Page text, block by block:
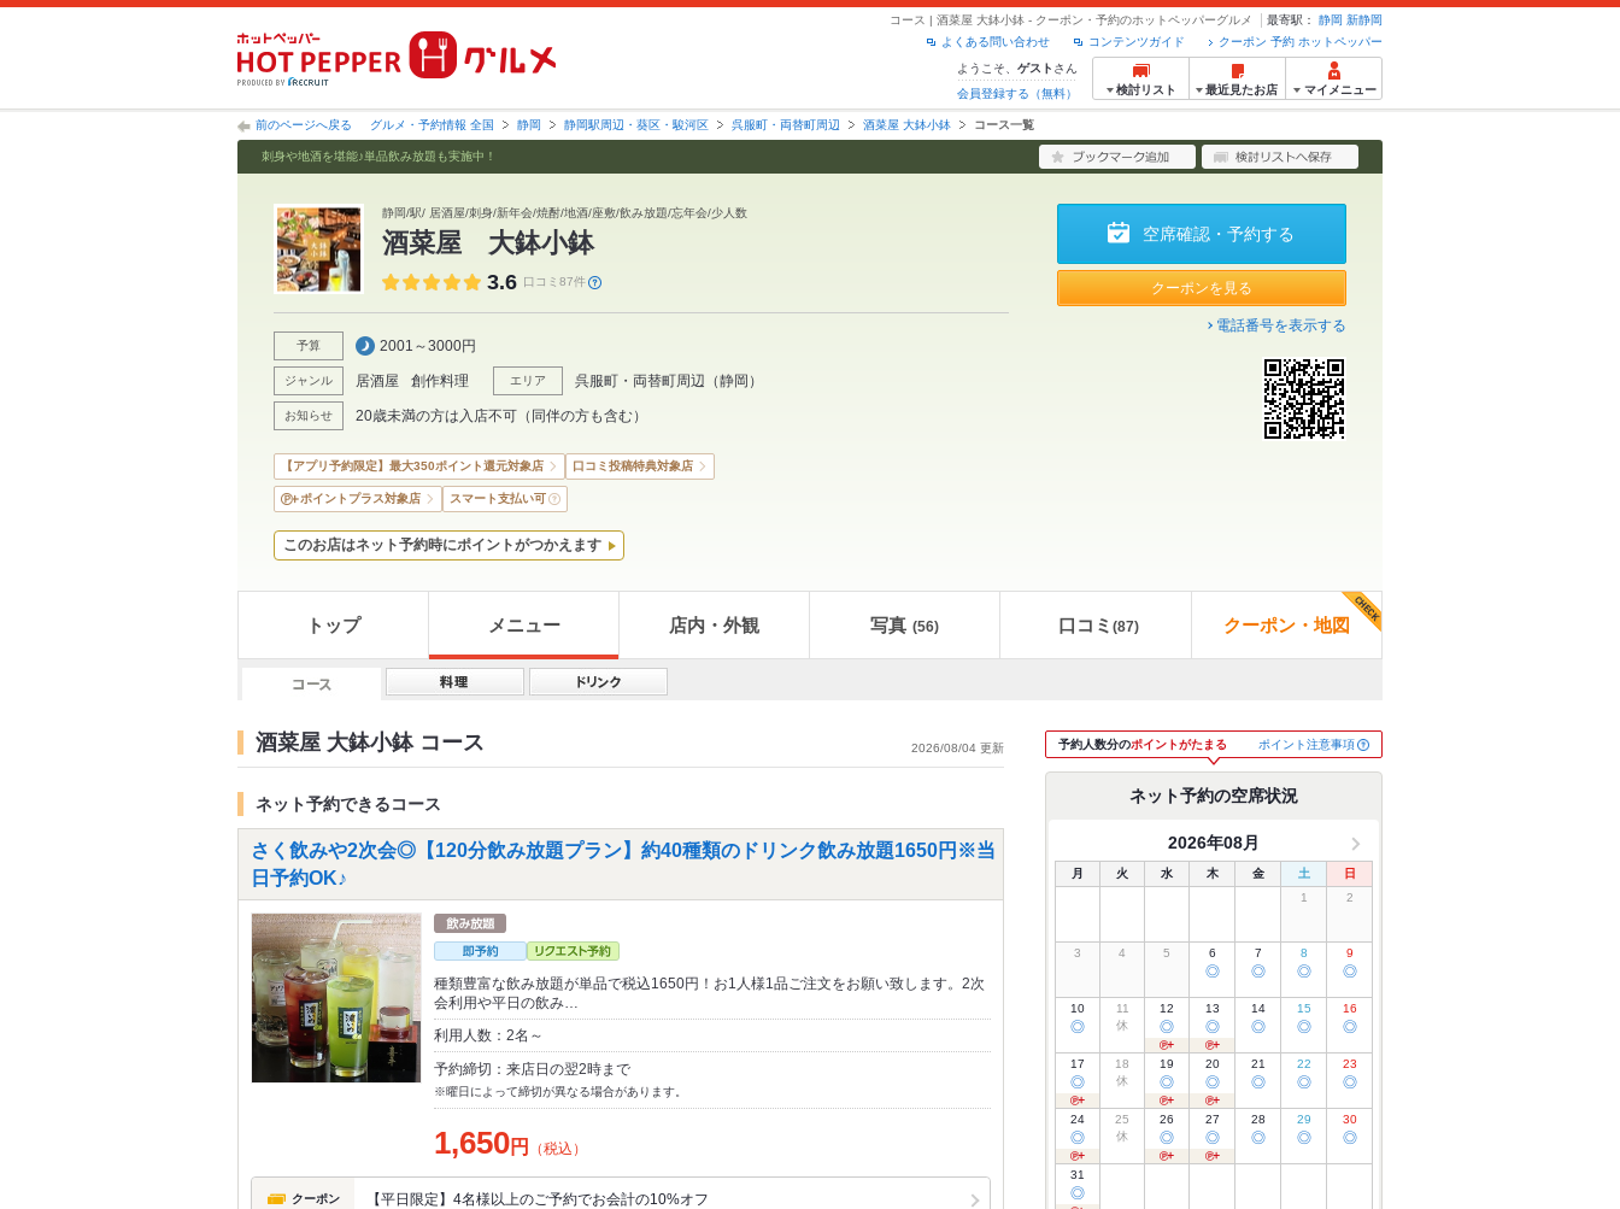
コース | 酒菜屋 大鉢小鉢 - クーポン・予約のホットペッパーグルメ 最寄駅： 静岡 新静岡
クーポン 予約 ホットペッパー
コンテンツガイド
よくある問い合わせ
ようこそ、 ゲスト さん
会員登録する（無料）
検討リスト 最近見たお店 マイメニュー
前のページへ戻る グルメ・予約情報 全国 静岡 静岡駅周辺・葵区・駿河区 呉服町・両替町周辺 酒菜屋 大鉢小鉢 コース一覧
刺身や地酒を堪能♪単品飲み放題も実施中！
静岡/駅/ 居酒屋/刺身/新年会/焼酎/地酒/座敷/飲み放題/忘年会/少人数
酒菜屋 大鉢小鉢
3.6 口コミ87件
予算 2001～3000円
ジャンル 居酒屋 創作料理 エリア 呉服町・両替町周辺 （静岡 ）
お知らせ 20歳未満の方は入店不可（同伴の方も含む）
空席確認・予約する
クーポンを見る
電話番号を表示する
【アプリ予約限定】最大350ポイント還元対象店 口コミ投稿特典対象店
ポイントプラス対象店 スマート支払い可
このお店はネット予約時にポイントがつかえます
トップ メニュー 店内・外観 写真 (56) 口コミ (87) クーポン・地図
酒菜屋 大鉢小鉢 コース 2026/08/04 更新
ネット予約できるコース
さく飲みや2次会◎【120分飲み放題プラン】約40種類のドリンク飲み放題1650円※当
日予約OK♪
種類豊富な飲み放題が単品で税込1650円！お1人様1品ご注文をお願い致します。2次
会利用や平日の飲み…
利用人数：2名～
予約締切：来店日の翌2時まで
※曜日によって締切が異なる場合があります。
1,650円 （税込）
クーポン 【平日限定】4名様以上のご予約でお会計の10%オフ
予約人数分のポイントがたまる ポイント注意事項
ネット予約の空席状況
2026年08月
月 火 水 木 金 土
日
1
2
3 4 5 6
◎
7
◎
8
◎
9
◎
10
◎
11
休
12
◎
13
◎
14
◎
15
◎
16
◎
17
◎
18
休
19
◎
20
◎
21
◎
22
◎
23
◎
24
◎
25
休
26
◎
27
◎
28
◎
29
◎
30
◎
31
◎